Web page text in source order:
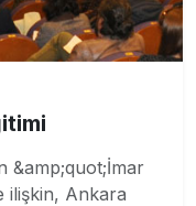
&amp;quot;İmar
ilişkin, Ankara